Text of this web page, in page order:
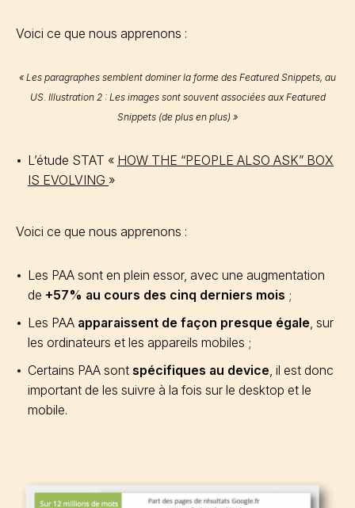
Voici ce que nous apprenons :
« Les paragraphes semblent dominer la forme des Featured Snippets, au
US. Illustration 2 : Les images sont souvent associées aux Featured
Snippets (de plus en plus) »
L’étude STAT « HOW THE “PEOPLE ALSO ASK” BOX
IS EVOLVING »
Voici ce que nous apprenons :
Les PAA sont en plein essor, avec une augmentation
de +57% au cours des cinq derniers mois ;
Les PAA apparaissent de façon presque égale, sur
les ordinateurs et les appareils mobiles ;
Certains PAA sont spécifiques au device, il est donc
important de les suivre à la fois sur le desktop et le
mobile.